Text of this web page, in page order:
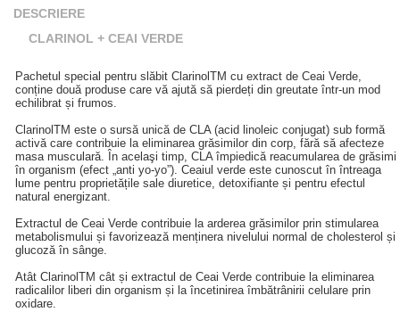
DESCRIERE
CLARINOL + CEAI VERDE
Pachetul special pentru slăbit ClarinolTM cu extract de Ceai Verde,
conține două produse care vă ajută să pierdeți din greutate într-un mod
echilibrat și frumos.
ClarinolTM este o sursă unică de CLA (acid linoleic conjugat) sub formă
activă care contribuie la eliminarea grăsimilor din corp, fără să afecteze
masa musculară. În acelaşi timp, CLA împiedică reacumularea de grăsimi
în organism (efect „anti yo-yo”). Ceaiul verde este cunoscut în întreaga
lume pentru proprietățile sale diuretice, detoxifiante și pentru efectul
natural energizant.
Extractul de Ceai Verde contribuie la arderea grăsimilor prin stimularea
metabolismului și favorizează menținera nivelului normal de cholesterol și
glucoză în sânge.
Atât ClarinolTM cât și extractul de Ceai Verde contribuie la eliminarea
radicalilor liberi din organism și la încetinirea îmbătrânirii celulare prin
oxidare.